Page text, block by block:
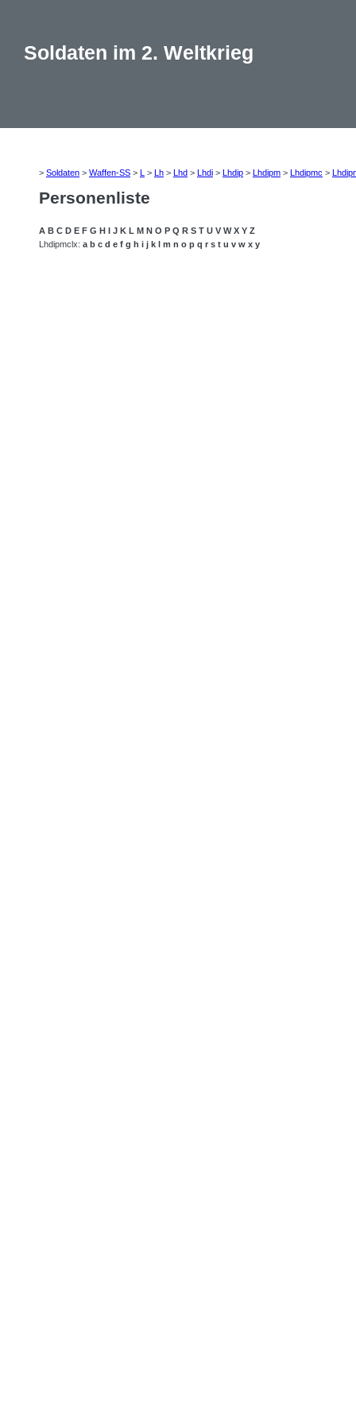
Soldaten im 2. Weltkrieg
> Soldaten > Waffen-SS > L > Lh > Lhd > Lhdi > Lhdip > Lhdipm > Lhdipmc >
Personenliste
A B C D E F G H I J K L M N O P Q R S T U V W X Y Z
Lhdipmclx: a b c d e f g h i j k l m n o p q r s t u v w x y